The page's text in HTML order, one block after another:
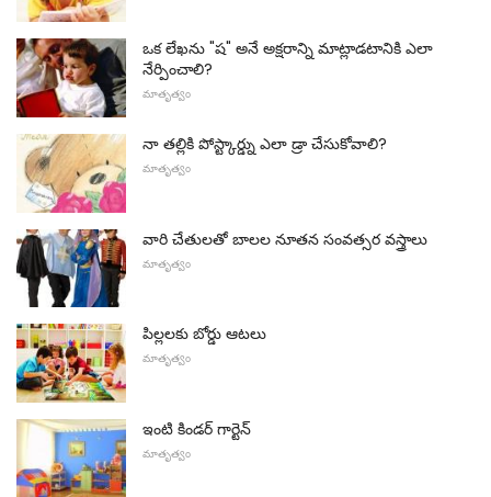
ఒక లేఖను "ష" అనే అక్షరాన్ని మాట్లాడటానికి ఎలా
నేర్పించాలి?
మాతృత్వం
నా తల్లికి పోస్ట్కార్డ్ను ఎలా డ్రా చేసుకోవాలి?
మాతృత్వం
వారి చేతులతో బాలల నూతన సంవత్సర వస్త్రాలు
మాతృత్వం
పిల్లలకు బోర్డు ఆటలు
మాతృత్వం
ఇంటి కిండర్ గార్టెన్
మాతృత్వం